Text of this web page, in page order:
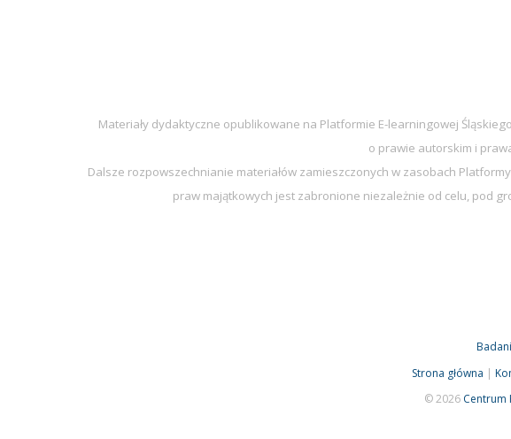
Materiały dydaktyczne opublikowane na Platformie E-learningowej
o prawie autorskim i
Dalsze rozpowszechnianie materiałów zamieszczonych w zasobach
praw majątkowych jest zabronione niezależnie od celu, pod
Strona główna |
© 2026 Centrum